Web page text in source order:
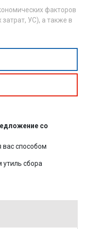
факторов
затрат, УС), а также в
со
способом
утиль сбора